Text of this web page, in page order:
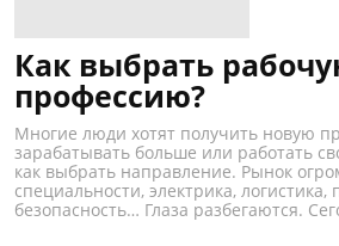
Как выбрать
профессию?
Многие люди хотят получить новую
зарабатывать больше или работать
как выбрать направление. Рынок
специальности, электрика,
безопасность… Глаза разбегаются.